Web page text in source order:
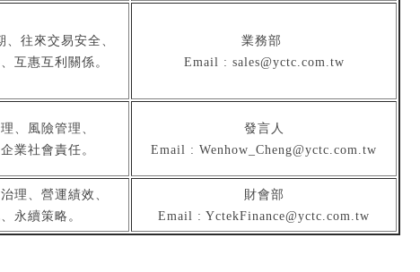
往來交易安全、
互惠互利關係。
業務部
Email : sales@yctc.com.tw
、風險管理、
業社會責任。
發言人
Email : Wenhow_Cheng@yctc.com.tw
理、營運績效、
永續策略。
財會部
Email : YctekFinance@yctc.com.tw